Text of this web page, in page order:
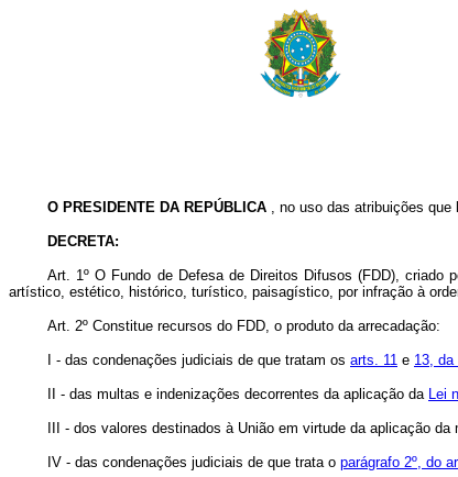
O PRESIDENTE DA REPÚBLICA , no uso das atribuições
DECRETA:
Art. 1º O Fundo de Defesa de Direitos Difusos (FDD), criado
artístico, estético, histórico, turístico, paisagístico, por infração à
Art. 2º Constitue recursos do FDD, o produto da arrecadação:
I - das condenações judiciais de que tratam os arts. 11 e 13, da
II - das multas e indenizações decorrentes da aplicação da Lei
III - dos valores destinados à União em virtude da aplicação
IV - das condenações judiciais de que trata o parágrafo 2º, do